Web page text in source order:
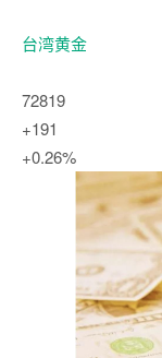
台湾黄金
72819
+191
+0.26%